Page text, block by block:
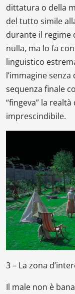
dittatura o della
del tutto simile
durante il regime
nulla, ma lo fa
linguistico
l’immagine
sequenza finale
“fingeva” la
imprescindibile.
3 – La zona
Il male non è